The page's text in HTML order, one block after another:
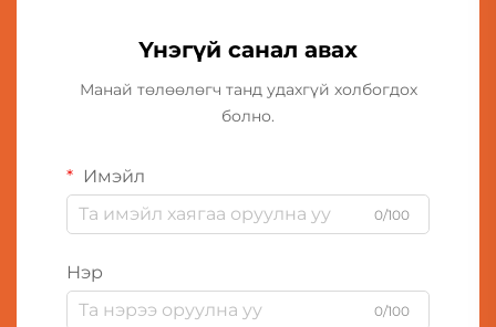
Үнэгүй санал авах
Манай төлөөлөгч танд удахгүй холбогдох
болно.
Имэйл
0/100
Нэр
0/100